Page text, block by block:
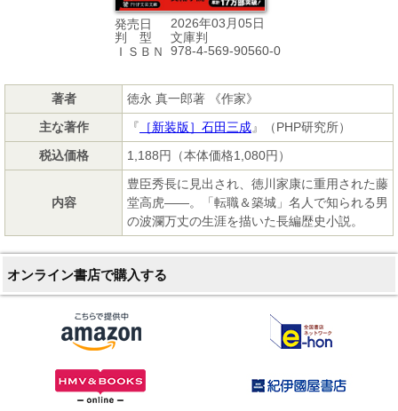
発売日
2026年03月05日
判 型
文庫判
ＩＳＢＮ
978-4-569-90560-0
著者
徳永 真一郎著 《作家》
主な著作
『 ［新装版］石田三成』（PHP研究所）
税込価格
1,188円（本体価格1,080円）
内容
豊臣秀長に見出され、徳川家康に重用された藤
堂高虎――。「転職＆築城」名人で知られる男
の波瀾万丈の生涯を描いた長編歴史小説。
オンライン書店で購入する